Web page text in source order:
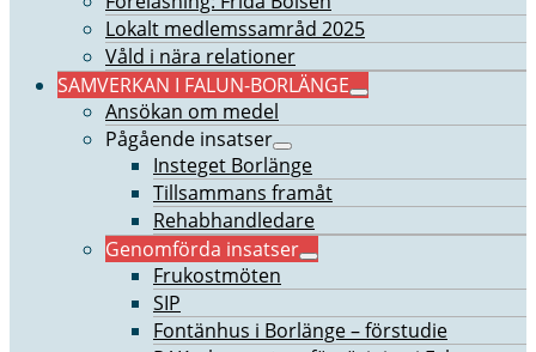
Lokalt medlemssamråd 2025
Våld i nära relationer
SAMVERKAN I FALUN-BORLÄNGE
Ansökan om medel
Pågående insatser
Insteget Borlänge
Tillsammans framåt
Rehabhandledare
Genomförda insatser
Frukostmöten
SIP
Fontänhus i Borlänge – förstudie